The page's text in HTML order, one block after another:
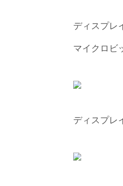
ディスプレ
マイクロビ
ディスプレ